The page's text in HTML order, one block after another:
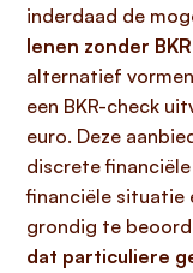
inderdaad de
lenen zonder
alternatief
een BKR-check
euro. Deze
discrete
financiële situatie
grondig te
dat particuliere